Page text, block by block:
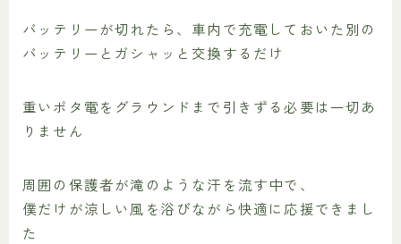
バッテリーが切れたら、車内で充電しておいた別の
バッテリーとガシャッと交換するだけ
重いポタ電をグラウンドまで引きずる必要は一切あ
りません
周囲の保護者が滝のような汗を流す中で、
僕だけが涼しい風を浴びながら快適に応援できまし
た